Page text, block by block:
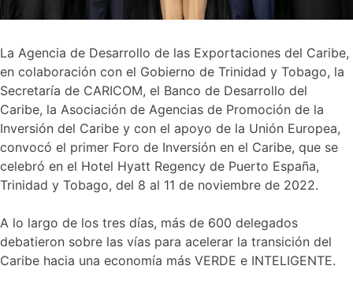
La Agencia de Desarrollo de las Exportaciones del Caribe,
en colaboración con el Gobierno de Trinidad y Tobago, la
Secretaría de CARICOM, el Banco de Desarrollo del
Caribe, la Asociación de Agencias de Promoción de la
Inversión del Caribe y con el apoyo de la Unión Europea,
convocó el primer Foro de Inversión en el Caribe, que se
celebró en el Hotel Hyatt Regency de Puerto España,
Trinidad y Tobago, del 8 al 11 de noviembre de 2022.
A lo largo de los tres días, más de 600 delegados
debatieron sobre las vías para acelerar la transición del
Caribe hacia una economía más VERDE e INTELIGENTE.